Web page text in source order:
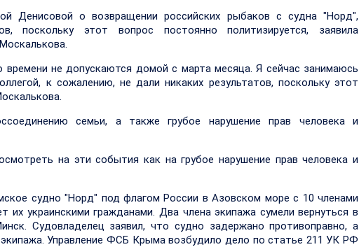
Денисовой о возвращении российских рыбаков с судна "Норд",
поскольку этот вопрос постоянно политизируется, заявила
не допускаются домой с марта месяца. Я сейчас занимаюсь
к сожалению, не дали никаких результатов, поскольку этот
семьи, а также грубое нарушение прав человека и
на эти события как на грубое нарушение прав человека и
судно "Норд" под флагом России в Азовском море с 10 членами
их украинскими гражданами. Два члена экипажа сумели вернуться в
Судовладелец заявил, что судно задержано противоправно, а
Управление ФСБ Крыма возбудило дело по статье 211 УК РФ